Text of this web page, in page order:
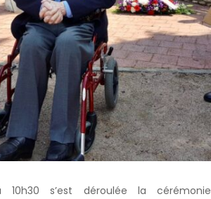
s’est déroulée la cérémonie